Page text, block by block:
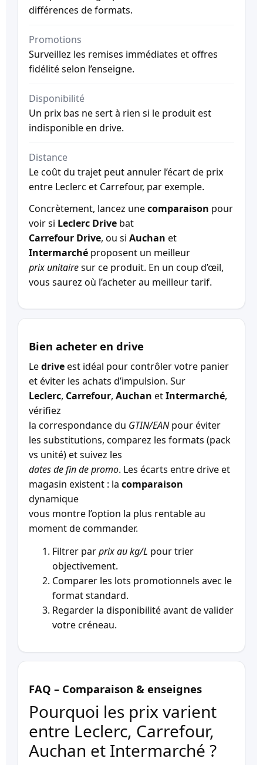
différences de formats.
Promotions
Surveillez les remises immédiates et offres
fidélité selon l’enseigne.
Disponibilité
Un prix bas ne sert à rien si le produit est
indisponible en drive.
Distance
Le coût du trajet peut annuler l’écart de prix
entre Leclerc et Carrefour, par exemple.
Concrètement, lancez unecomparaison pour
voir si Leclerc Drive bat
Carrefour Drive, ou si Auchan et
Intermarché proposent un meilleur
prix unitairesur ce produit. En un coup d’œil,
vous saurez où l’acheter au meilleur tarif.
Bien acheter en drive
Ledriveest idéal pour contrôler votre panier
et éviter les achats d’impulsion. Sur
Leclerc, Carrefour, Auchan etIntermarché,
vérifiez
la correspondance du GTIN/EANpour éviter
les substitutions, comparez les formats (pack
vs unité) et suivez les
dates de fin de promo. Les écarts entre drive et
magasin existent : la comparaison
dynamique
vous montre l’option la plus rentable au
moment de commander.
Filtrer parprix au kg/L pour trier
objectivement.
Comparer les lots promotionnels avec le
format standard.
Regarder la disponibilité avant de valider
votre créneau.
FAQ – Comparaison & enseignes
Pourquoi les prix varient
entre Leclerc, Carrefour,
Auchan et Intermarché ?